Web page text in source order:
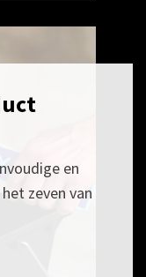
en
zeven van